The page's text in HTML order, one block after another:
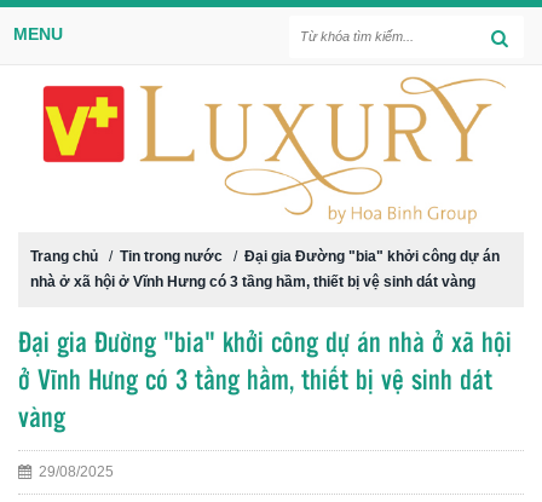
MENU
Trang chủ / Tin trong nước / Đại gia Đường "bia" khởi công dự án
nhà ở xã hội ở Vĩnh Hưng có 3 tầng hầm, thiết bị vệ sinh dát vàng
Đại gia Đường "bia" khởi công dự án nhà ở xã hội
ở Vĩnh Hưng có 3 tầng hầm, thiết bị vệ sinh dát
vàng
29/08/2025